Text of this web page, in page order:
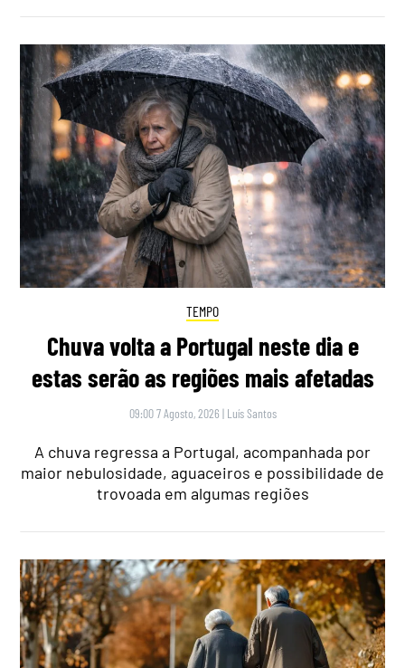
TEMPO
Chuva volta a Portugal neste dia e
estas serão as regiões mais afetadas
09:00 7 Agosto, 2026 | Luís Santos
A chuva regressa a Portugal, acompanhada por
maior nebulosidade, aguaceiros e possibilidade de
trovoada em algumas regiões